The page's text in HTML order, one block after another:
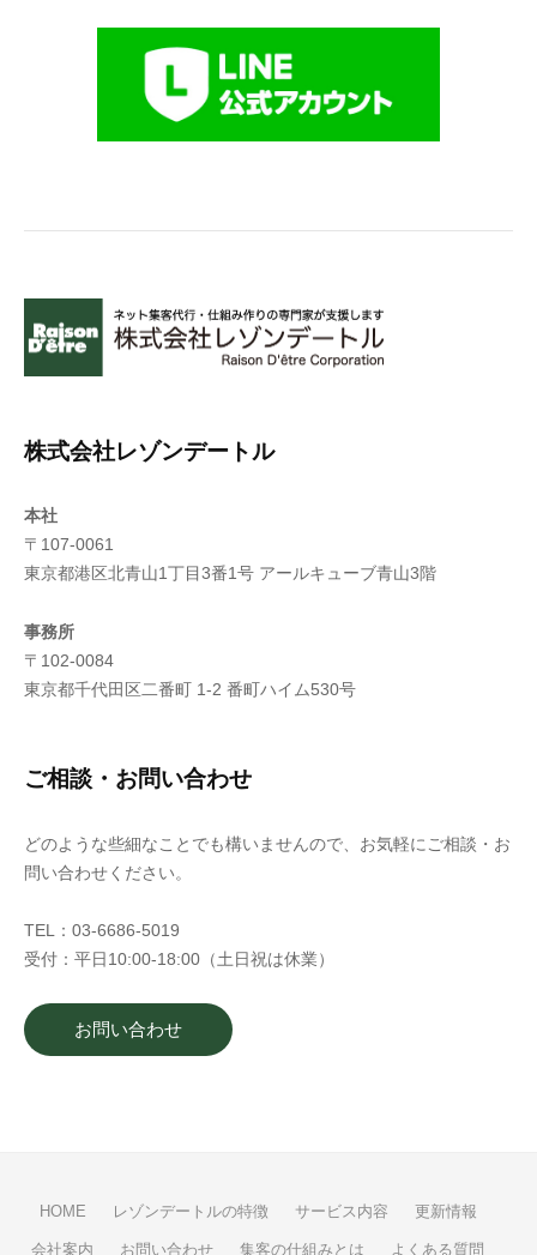
株式会社レゾンデートル
本社
〒107-0061
東京都港区北青山1丁目3番1号 アールキューブ青山3階
事務所
〒102-0084
東京都千代田区二番町 1-2 番町ハイム530号
ご相談・お問い合わせ
どのような些細なことでも構いませんので、お気軽にご相談・お
問い合わせください。
TEL：03-6686-5019
受付：平日10:00-18:00（土日祝は休業）
お問い合わせ
HOME レゾンデートルの特徴 サービス内容 更新情報
会社案内 お問い合わせ 集客の仕組みとは よくある質問